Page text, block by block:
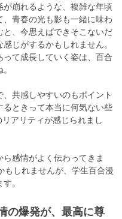
が崩れるような、複雑な年頃
青春の光も影も一緒に味わ
、今思えばできそこないだ
じがするかもしれません。
て成長していく姿は、百合
共感しやすいのもポイント
ときって本当に何気ない些
アリティが感じられまし
感情がよく伝わってきま
もしれませんが、学生百合漫
。
の爆発が、最高に尊